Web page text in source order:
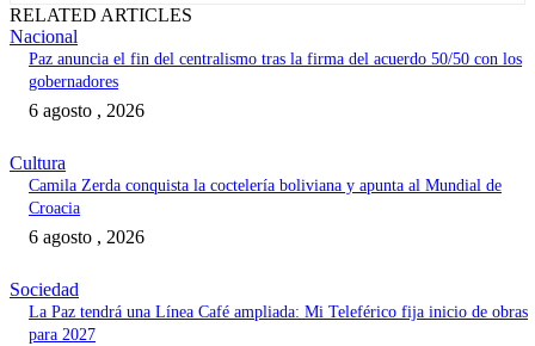
RELATED ARTICLES
Nacional
Paz anuncia el fin del centralismo tras la firma del acuerdo 50/50 con los
gobernadores
6 agosto , 2026
Cultura
Camila Zerda conquista la coctelería boliviana y apunta al Mundial de
Croacia
6 agosto , 2026
Sociedad
La Paz tendrá una Línea Café ampliada: Mi Teleférico fija inicio de obras
para 2027